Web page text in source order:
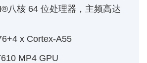
八核 64 位处理器，主频高达
x Cortex-A55
MP4 GPU